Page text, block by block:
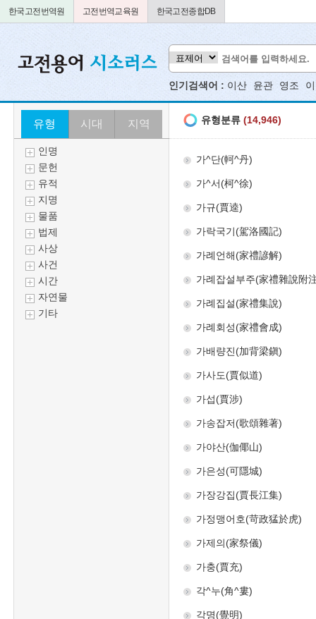
한국고전번역원 고전번역교육원 한국고전종합DB
인기검색어 : 이산 윤관 영조
유형 시대 지역
인명
문헌
유적
지명
물품
법제
사상
사건
시간
자연물
기타